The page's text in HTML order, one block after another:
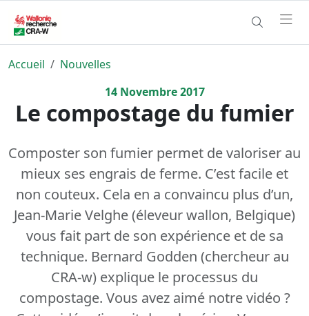
Accueil
Nouvelles
14Novembre2017
Le compostage du fumier
Composter son fumier permet de valoriser au
mieux ses engrais de ferme. C’est facile et
non couteux. Cela en a convaincu plus d’un,
Jean-Marie Velghe (éleveur wallon, Belgique)
vous fait part de son expérience et de sa
technique. Bernard Godden (chercheur au
CRA-w) explique le processus du
compostage. Vous avez aimé notre vidéo ?